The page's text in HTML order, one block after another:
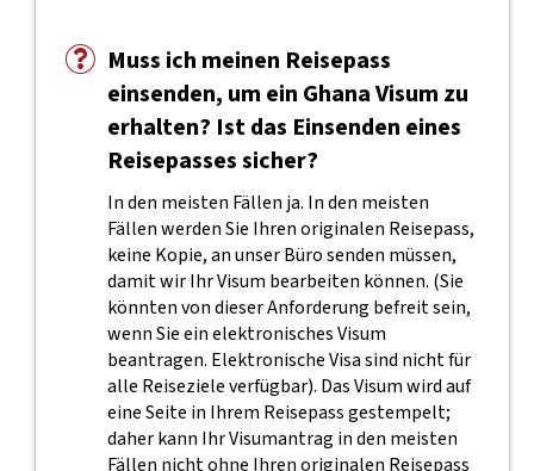
Muss ich meinen Reisepass
einsenden, um ein Ghana Visum zu
erhalten? Ist das Einsenden eines
Reisepasses sicher?
In den meisten Fällen ja. In den meisten
Fällen werden Sie Ihren originalen Reisepass,
keine Kopie, an unser Büro senden müssen,
damit wir Ihr Visum bearbeiten können. (Sie
könnten von dieser Anforderung befreit sein,
wenn Sie ein elektronisches Visum
beantragen. Elektronische Visa sind nicht für
alle Reiseziele verfügbar). Das Visum wird auf
eine Seite in Ihrem Reisepass gestempelt;
daher kann Ihr Visumantrag in den meisten
Fällen nicht ohne Ihren originalen Reisepass